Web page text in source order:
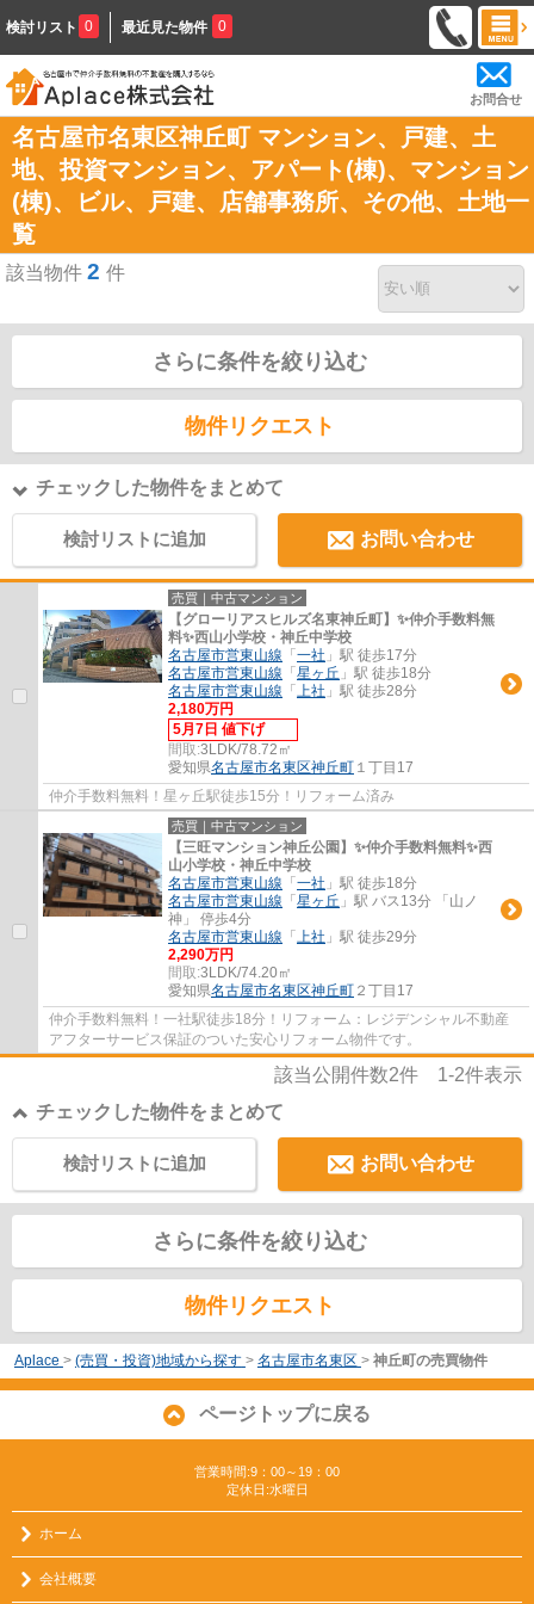
検討リスト 0 最近見た物件 0
お問合せ
名古屋市名東区神丘町 マンション、戸建、土
地、投資マンション、アパート(棟)、マンション
(棟)、ビル、戸建、店舗事務所、その他、土地一
覧
該当物件 2 件
さらに条件を絞り込む
物件リクエスト
チェックした物件をまとめて
検討リストに追加 お問い合わせ
売買｜中古マンション
【グローリアスヒルズ名東神丘町】✨️仲介手数料無
料✨️西山小学校・神丘中学校
名古屋市営東山線 「 一社 」駅 徒歩17分
名古屋市営東山線 「 星ヶ丘 」駅 徒歩18分
名古屋市営東山線 「 上社 」駅 徒歩28分
2,180万円
5月7日 値下げ
間取:3LDK/78.72㎡
愛知県名古屋市名東区神丘町 １丁目17
仲介手数料無料！星ヶ丘駅徒歩15分！リフォーム済み
売買｜中古マンション
【三旺マンション神丘公園】✨️仲介手数料無料✨️西
山小学校・神丘中学校
名古屋市営東山線 「 一社 」駅 徒歩18分
名古屋市営東山線 「 星ヶ丘 」駅 バス13分 「山ノ
神」 停歩4分
名古屋市営東山線 「 上社 」駅 徒歩29分
2,290万円
間取:3LDK/74.20㎡
愛知県名古屋市名東区神丘町 ２丁目17
仲介手数料無料！一社駅徒歩18分！リフォーム：レジデンシャル不動産
アフターサービス保証のついた安心リフォーム物件です。
該当公開件数2件 1-2件表示
チェックした物件をまとめて
お問い合わせ
検討リストに追加
さらに条件を絞り込む
物件リクエスト
Aplace > (売買・投資)地域から探す > 名古屋市名東区 > 神丘町の売買物件
ページトップに戻る
営業時間:9：00～19：00
定休日:水曜日
ホーム
会社概要